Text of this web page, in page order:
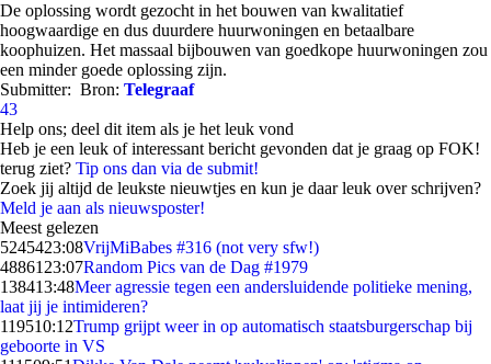
De oplossing wordt gezocht in het bouwen van kwalitatief
hoogwaardige en dus duurdere huurwoningen en betaalbare
koophuizen. Het massaal bijbouwen van goedkope huurwoningen zou
een minder goede oplossing zijn.
Submitter: Bron: Telegraaf
43
Help ons; deel dit item als je het leuk vond
Heb je een leuk of interessant bericht gevonden dat je graag op FOK!
terug ziet? Tip ons dan via de submit!
Zoek jij altijd de leukste nieuwtjes en kun je daar leuk over schrijven?
Meld je aan als nieuwsposter!
Meest gelezen
5245423:08VrijMiBabes #316 (not very sfw!)
48861 23:07Random Pics van de Dag #1979
138413:48Meer agressie tegen een andersluidende politieke mening,
laat jij je intimideren?
119510:12Trump grijpt weer in op automatisch staatsburgerschap bij
geboorte in VS